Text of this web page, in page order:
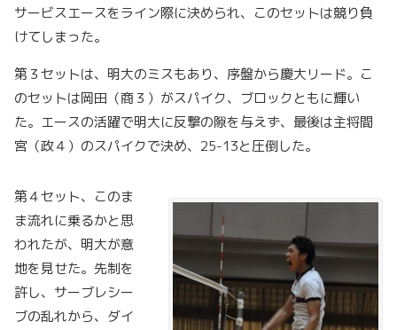
サービスエースをライン際に決められ、このセットは競り負
けてしまった。
第３セットは、明大のミスもあり、序盤から慶大リード。こ
のセットは岡田（商３）がスパイク、ブロックともに輝い
た。エースの活躍で明大に反撃の隙を与えず、最後は主将間
宮（政４）のスパイクで決め、25-13と圧倒した。
第４セット、このま
ま流れに乗るかと思
われたが、明大が意
地を見せた。先制を
許し、サーブレシー
ブの乱れから、ダイ